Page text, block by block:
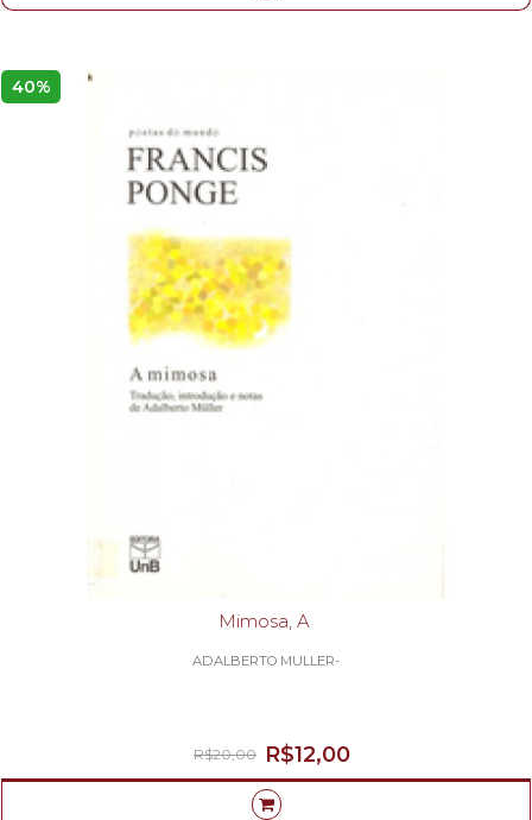
40%
Mimosa, A
ADALBERTO MULLER-
R$12,00
R$20,00